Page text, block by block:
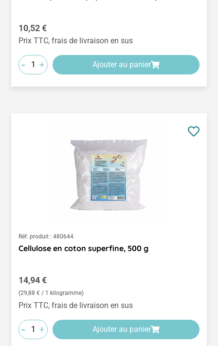
Prix régulier :
10,52 €
Prix TTC, frais de livraison en sus
- + Ajouter au panier
Réf. produit : 480644
Cellulose en coton superfine, 500 g
Prix régulier :
14,94 €
(29,88 € / 1 kilogramme)
Prix TTC, frais de livraison en sus
- + Ajouter au panier